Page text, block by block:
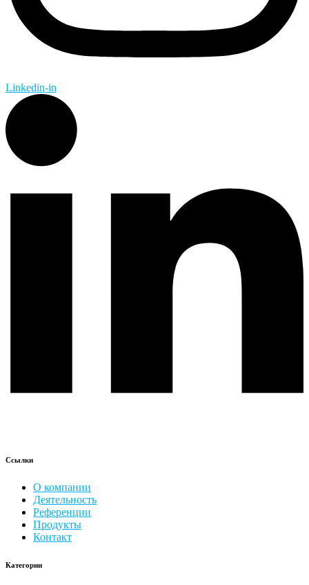
Linkedin-in
Ссылки
О компании
Деятельность
Референции
Продукты
Контакт
Категории